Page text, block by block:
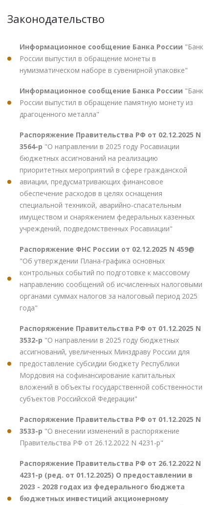
Законодательство
Информационное сообщение Банка России "Банк
России выпустил в обращение монеты в
нумизматическом наборе в сувенирной упаковке"
Информационное сообщение Банка России "Банк
России выпустил в обращение памятную монету из
драгоценного металла"
Распоряжение Правительства РФ от 02.12.2025 N
3564-р "О направлении в 2025 году Росавиации
бюджетных ассигнований на реализацию
приоритетных мероприятий в сфере гражданской
авиации, предусматривающих финансовое
обеспечение расходов в целях оснащения
специальной техникой, аварийно-спасательным
имуществом и снаряжением федеральных казенных
учреждений, подведомственных Росавиации"
Распоряжение ФНС России от 02.12.2025 N 459@
"Об утверждении Плана-графика основных
контрольных событий по подготовке к массовому
направлению сообщений об исчисленных налоговыми
органами суммах налогов за налоговый период 2025
года"
Распоряжение Правительства РФ от 01.12.2025 N
3532-р "О направлении в 2025 году бюджетных
ассигнований, увеличенных Минздраву России для
предоставление субсидии бюджету Республики
Мордовия на софинансирование капитальных
вложений в объекты государственной собственности
субъектов Российской Федерации"
Распоряжение Правительства РФ от 01.12.2025 N
3533-р "О внесении изменений в распоряжение
Правительства РФ от 26.12.2022 N 4231-р"
Распоряжение Правительства РФ от 26.12.2022 N
4231-р (ред. от 01.12.2025) О предоставлении в
2023 - 2028 годах из федерального бюджета
бюджетных инвестиций акционерному